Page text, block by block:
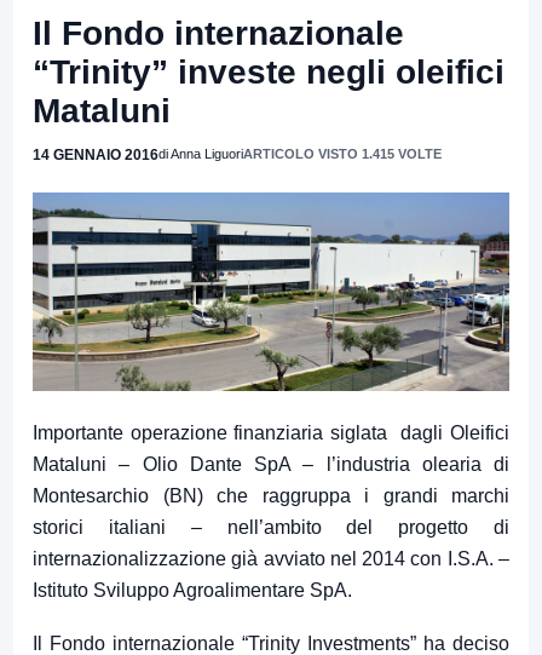
Il Fondo internazionale
“Trinity” investe negli oleifici
Mataluni
14 GENNAIO 2016di Anna LiguoriARTICOLO VISTO 1.415 VOLTE
Importante operazione finanziaria siglata dagli Oleifici
Mataluni – Olio Dante SpA – l’industria olearia di
Montesarchio (BN) che raggruppa i grandi marchi
storici italiani – nell’ambito del progetto di
internazionalizzazione già avviato nel 2014 con I.S.A. –
Istituto Sviluppo Agroalimentare SpA.
Il Fondo internazionale “Trinity Investments” ha deciso